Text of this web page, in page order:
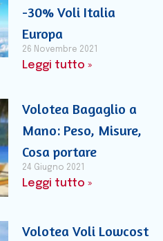
-30% Voli Italia
Europa
26 Novembre 2021
Leggi tutto »
Volotea Bagaglio a
Mano: Peso, Misure,
Cosa portare
24 Giugno 2021
Leggi tutto »
Volotea Voli Lowcost